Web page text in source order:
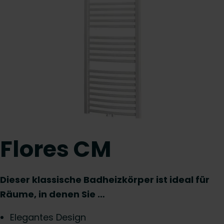
Flores CM
Dieser klassische Badheizkörper ist ideal für
Räume, in denen Sie …
Elegantes Design